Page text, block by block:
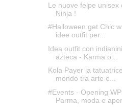
Le nuove felpe unisex
Ninja !
#Halloween get Chic
idee outfit per...
Idea outfit con
azteca - Karma o...
Kola Payer la
mondo tra arte e...
#Events - Opening
Parma, moda e